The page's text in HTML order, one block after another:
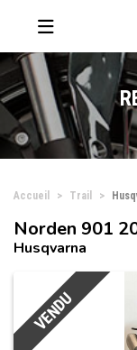
Accueil Trail
VENDU
Norden 901
Husqvarna